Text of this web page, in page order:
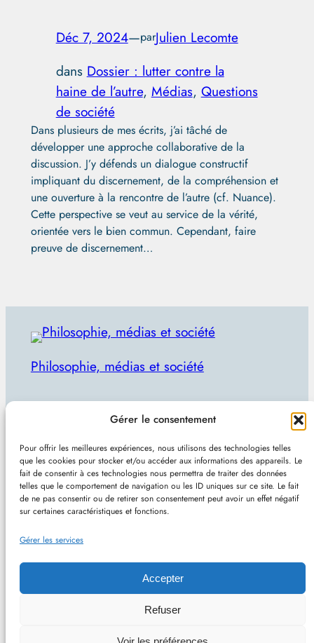
Gérer le consentement
Pour offrir les meilleures expériences, nous utilisons des technologies telles
que les cookies pour stocker et/ou accéder aux informations des appareils. Le
fait de consentir à ces technologies nous permettra de traiter des données
telles que le comportement de navigation ou les ID uniques sur ce site. Le fait
de ne pas consentir ou de retirer son consentement peut avoir un effet négatif
sur certaines caractéristiques et fonctions.
Gérer les services
Accepter
Refuser
Déc 7, 2024—parJulien Lecomte
dans Dossier : lutter contre la
haine de l’autre, Médias, Questions
de société
Dans plusieurs de mes écrits, j’ai tâché de
développer une approche collaborative de la
discussion. J’y défends un dialogue constructif
impliquant du discernement, de la compréhension et
une ouverture à la rencontre de l’autre (cf. Nuance).
Cette perspective se veut au service de la vérité,
orientée vers le bien commun. Cependant, faire
preuve de discernement…
Philosophie, médias et société
e
c
h
e
r
c
Plan du site–Mentions et confidentialité–Sans
pub et indépendant
Philomedia.be – Philosophie, médias et société –